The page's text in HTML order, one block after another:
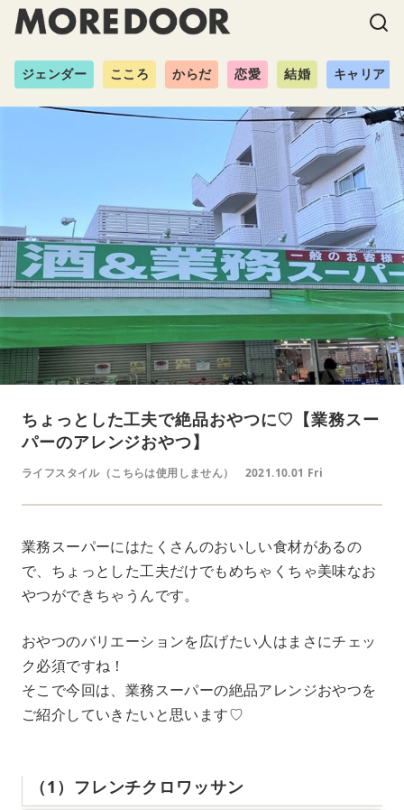
ジェンダー こころ からだ 恋愛 結婚 キャリア
ちょっとした工夫で絶品おやつに♡【業務スー
パーのアレンジおやつ】
ライフスタイル（こちらは使用しません） 2021.10.01 Fri
業務スーパーにはたくさんのおいしい食材があるの
で、ちょっとした工夫だけでもめちゃくちゃ美味なお
やつができちゃうんです。
おやつのバリエーションを広げたい人はまさにチェッ
ク必須ですね！
そこで今回は、業務スーパーの絶品アレンジおやつを
ご紹介していきたいと思います♡
（1）フレンチクロワッサン